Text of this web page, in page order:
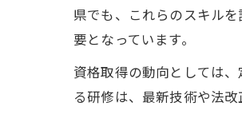
県でも、これらのスキル
要となっています。
資格取得の動向としては
る研修は、最新技術や法